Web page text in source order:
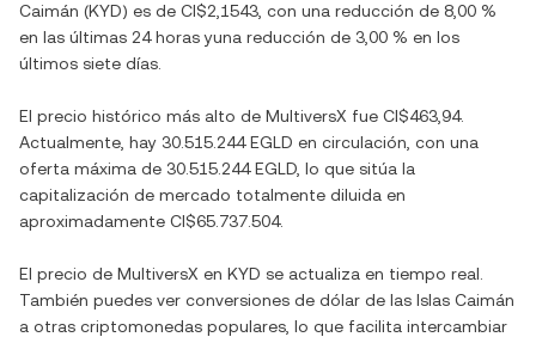
Caimán (KYD) es de CI$2,1543 , con una reducción de 8,00 %
en las últimas 24 horas yuna reducción de 3,00 % en los
últimos siete días.
El precio histórico más alto de MultiversX fue CI$463,94.
Actualmente, hay 30.515.244 EGLD en circulación, con una
oferta máxima de 30.515.244 EGLD , lo que sitúa la
capitalización de mercado totalmente diluida en
aproximadamente CI$65.737.504.
El precio de MultiversX en KYD se actualiza en tiempo real.
También puedes ver conversiones de dólar de las Islas Caimán
a otras criptomonedas populares, lo que facilita intercambiar